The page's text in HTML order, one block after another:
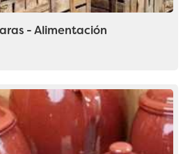
- Alimentación